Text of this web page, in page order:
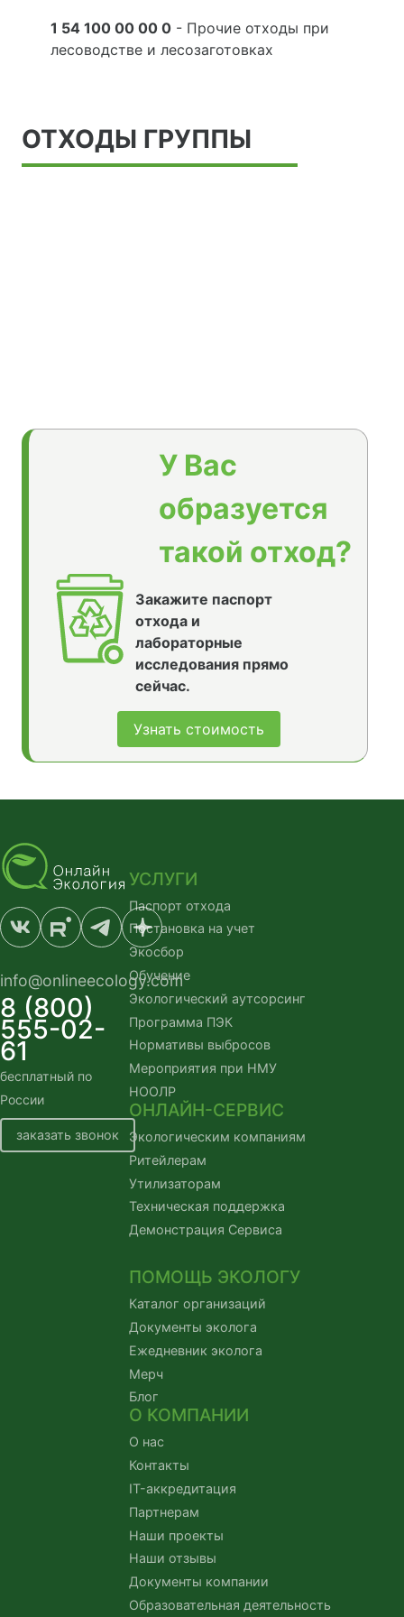
1 54 100 00 00 0 - Прочие отходы при
лесоводстве и лесозаготовках
ОТХОДЫ ГРУППЫ
У Вас
образуется
такой отход?
Закажите паспорт
отхода и
лабораторные
исследования прямо
сейчас.
Узнать стоимость
info@onlineecology.com
8 (800)
555-02-
61
бесплатный по
России
заказать звонок
УСЛУГИ
Паспорт отхода
Постановка на учет
Экосбор
Обучение
Экологический аутсорсинг
Программа ПЭК
Нормативы выбросов
Мероприятия при НМУ
НООЛР
ОНЛАЙН-СЕРВИС
Экологическим компаниям
Ритейлерам
Утилизаторам
Техническая поддержка
Демонстрация Сервиса
ПОМОЩЬ ЭКОЛОГУ
Каталог организаций
Документы эколога
Ежедневник эколога
Мерч
Блог
О КОМПАНИИ
О нас
Контакты
IT-аккредитация
Партнерам
Наши проекты
Наши отзывы
Документы компании
Образовательная деятельность